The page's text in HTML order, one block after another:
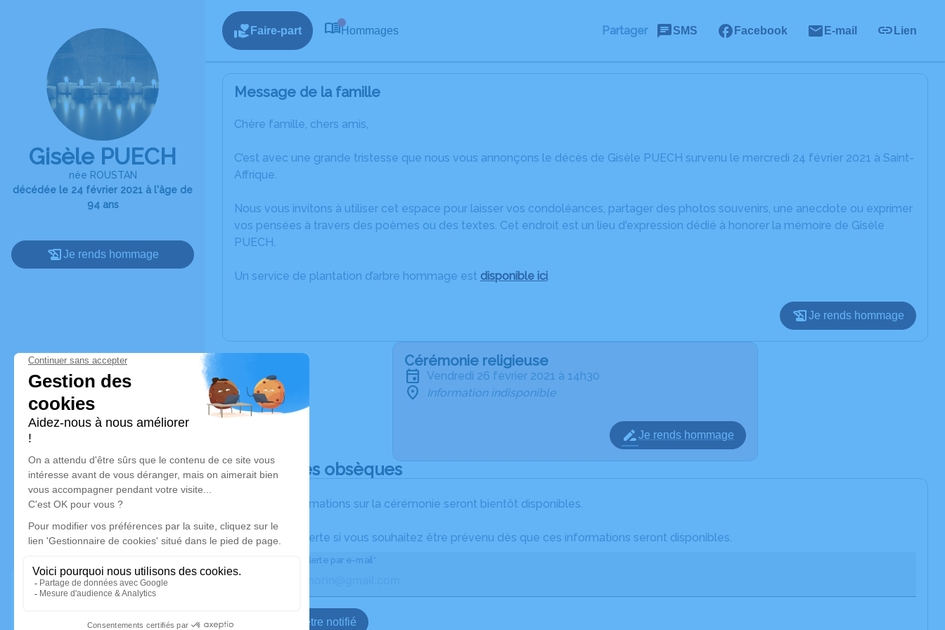
Gisèle PUECH
née ROUSTAN
décédée le 24 février 2021 à l'âge de
94 ans
Je rends hommage
Faire-part Hommages Partager SMS Facebook E-mail Lien
Message de la famille
Chère famille, chers amis,
C’est avec une grande tristesse que nous vous annonçons le décès de Gisèle PUECH survenu le mercredi 24 février 2021 à Saint-
Affrique.
Nous vous invitons à utiliser cet espace pour laisser vos condoléances, partager des photos souvenirs, une anecdote ou exprimer
vos pensées à travers des poèmes ou des textes. Cet endroit est un lieu d'expression dédié à honorer la mémoire de Gisèle
PUECH.
Un service de plantation d’arbre hommage est disponible ici.
Je rends hommage
Cérémonie religieuse
vendredi 26 février 2021 à 14h30
Information indisponible
Je rends hommage
Déroulé des obsèques
Les informations sur la cérémonie seront bientôt disponibles.
Activez une alerte si vous souhaitez être prévenu dès que ces informations seront disponibles.
Recevoir une alerte par e-mail*
Je veux être notifié